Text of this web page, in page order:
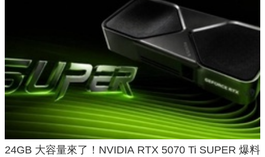
24GB 大容量來了！NVIDIA RTX 5070 Ti SUPER 爆料